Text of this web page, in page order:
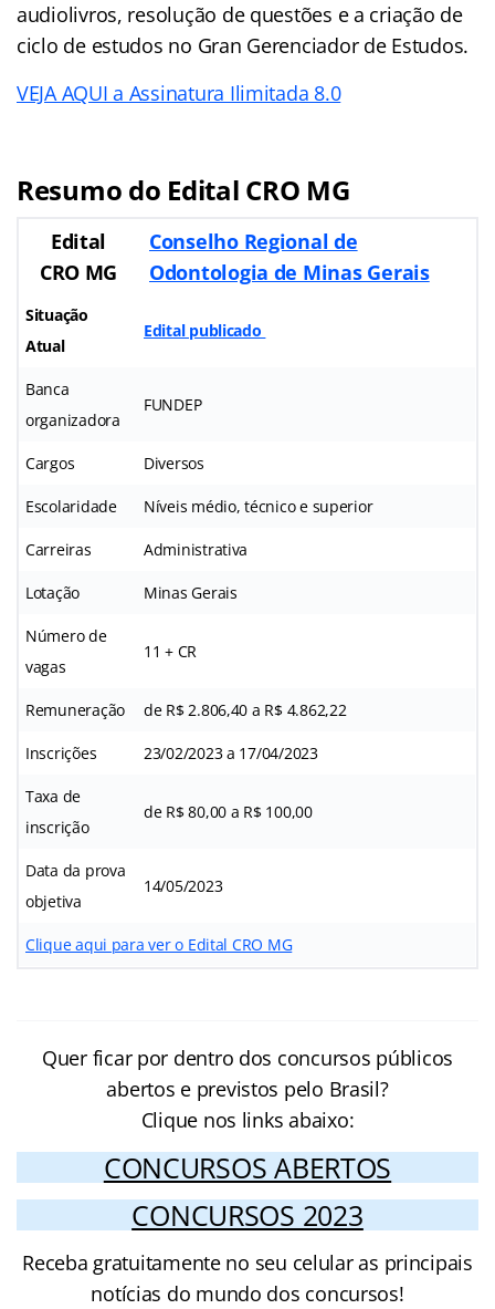
audiolivros, resolução de questões e a criação de
ciclo de estudos no Gran Gerenciador de Estudos.
VEJA AQUI a Assinatura Ilimitada 8.0
Resumo do Edital CRO MG
Edital
CRO MG
Conselho Regional de
Odontologia de Minas Gerais
Situação
Atual
Edital publicado
Banca
organizadora
FUNDEP
Cargos Diversos
Escolaridade Níveis médio, técnico e superior
Carreiras Administrativa
Lotação Minas Gerais
Número de
vagas
11 + CR
Remuneração de R$ 2.806,40 a R$ 4.862,22
Inscrições 23/02/2023 a 17/04/2023
Taxa de
inscrição
de R$ 80,00 a R$ 100,00
Data da prova
objetiva
14/05/2023
Clique aqui para ver o Edital CRO MG
Quer ficar por dentro dos concursos públicos
abertos e previstos pelo Brasil?
Clique nos links abaixo:
CONCURSOS ABERTOS
CONCURSOS 2023
Receba gratuitamente no seu celular as principais
notícias do mundo dos concursos!